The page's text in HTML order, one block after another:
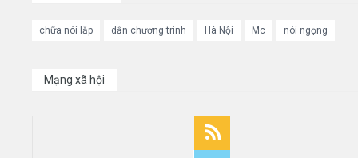
chữa nói lắp dẫn chương trình Hà Nội Mc nói ngọng
Mạng xã hội